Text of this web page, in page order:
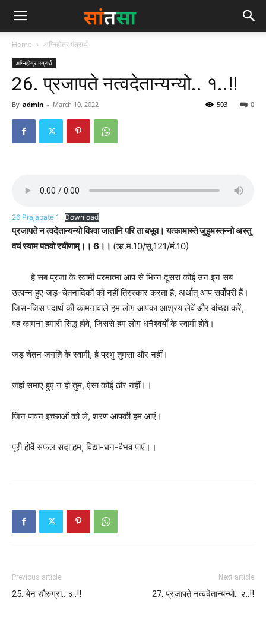
Home अग्निहोत्र मंत्रार्थ
अग्निहोत्र मंत्रार्थ
26. प्रजापते नत्वदेतान्यन्यो.. १..!!
By admin - March 10, 2022 0
503
26 Prajapate 1 Download
प्रजापते न त्वदेतान्यन्यो विश्वा जातानि परि ता बभूव। यत्कामास्ते जुहुमस्तन्नो अस्तु
वयं स्याम पतयो रयीणाम्।। 6।। (ऋ.म.10/सू.121/मं.10)
हे सब प्रजा के स्वामी परमात्मा आप से भिन्न दूसरा कोई उन इन सब
उत्पन्न हुए जड़-चेतनादिकों को नहीं तिरस्कार करता है, अर्थात् आप सर्वोपरी हैं।
जिस-जिस पदार्थ की कामनावाले हम लोग आपका आश्रय लेवें और वांच्छा करें,
वह कामना हमारी सिद्ध होवे, जिससे हम लोग धनैश्वर्यों के स्वामी होवें।
जड़ चेतन जगति के स्वामी, हे प्रभु तुमसा और नहीं।
जहां समाए हुए न हो तुम, ऐसा कोई ठौर नहीं।।
जिन पावन इच्छाओं को ले, शरण आपकी हम आएं।
पूरी होवें सफल सदा हम, विद्या-धन-वैभव पाएं।।
Previous article
25. येन द्यौरुग्रा.. ३..!!
Next article
27. प्रजापते नत्वदेतान्यन्यो.. २..!!